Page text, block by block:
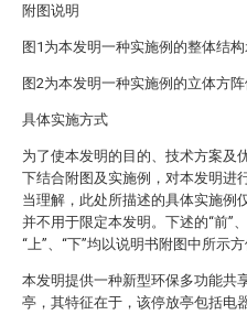
附图说明
图1为本发明一种实施例的整体结构
图2为本发明一种实施例的立体方阵
具体实施方式
为了使本发明的目的、技术方案及
下结合附图及实施例，对本发明进
当理解，此处所描述的具体实施例
并不用于限定本发明。下述的“前”、
“上”、“下”均以说明书附图中所示方
本发明提供一种新型环保多功能共
亭，其特征在于，该停放亭包括电